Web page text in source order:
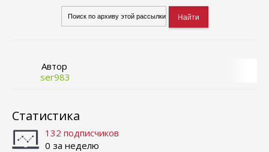
Автор
ser983
Статистика
132 подписчиков
0 за неделю